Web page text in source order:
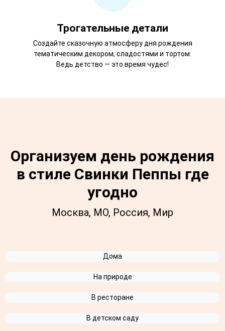
Трогательные детали
Создайте сказочную атмосферу дня рождения
тематическим декором, сладостями и тортом.
Ведь детство — это время чудес!
Организуем день рождения
в стиле Свинки Пеппы где
угодно
Москва, МО, Россия, Мир
Дома
На природе
В ресторане
В детском саду